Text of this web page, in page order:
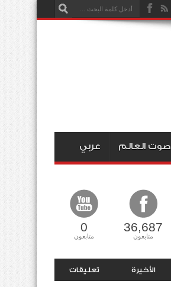
صوت العالم عربي
36,687
متابعون
0
متابعون
الأخيرة تعليقات